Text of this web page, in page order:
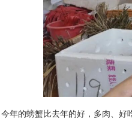
今年的螃蟹比去年的好，多肉、好